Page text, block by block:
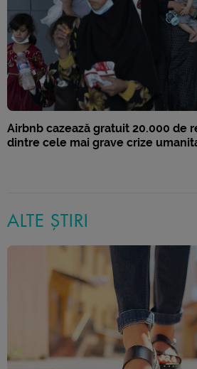
Airbnb cazează gratuit 20.000 de
dintre cele mai grave crize
ALTE ȘTIRI